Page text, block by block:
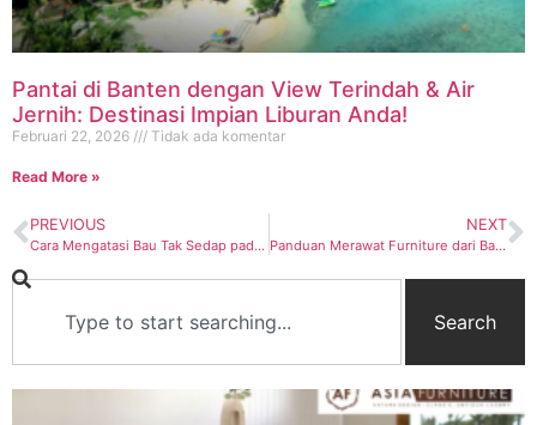
Pantai di Banten dengan View Terindah & Air
Jernih: Destinasi Impian Liburan Anda!
Februari 22, 2026 Tidak ada komentar
Read More »
PREVIOUS
Cara Mengatasi Bau Tak Sedap pada Furniture Baru
NEXT
Panduan Merawat Furniture dari Bahan Plastik
Search